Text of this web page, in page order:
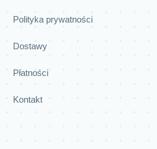
Polityka prywatności
Dostawy
Płatności
Kontakt